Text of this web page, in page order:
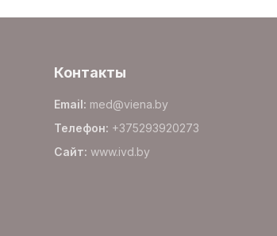
Контакты
Email: med@viena.by
Телефон: +375293920273
Сайт: www.ivd.by